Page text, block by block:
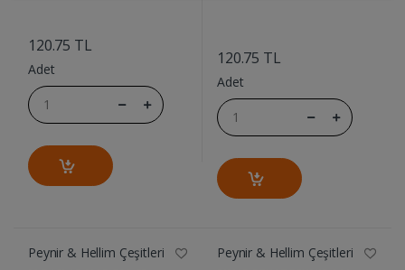
120.75 TL
Adet
120.75 TL
Adet
Peynir & Hellim Çeşitleri Peynir & Hellim Çeşitleri